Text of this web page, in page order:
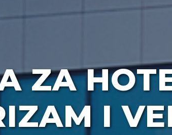
ZA
I